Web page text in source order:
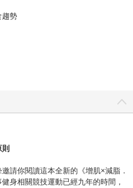
趨勢
請你閱讀這本全新的《增肌×減脂．
身相關競技運動已經九年的時間，